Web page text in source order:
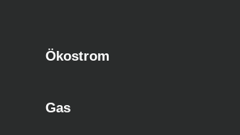
Ökostrom
Gas